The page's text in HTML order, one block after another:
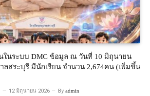
ในระบบ DMC ข้อมูล ณ วันที่ 10 มิถุนายน
ลสระบุรี มีนักเรียน จำนวน 2,674คน (เพิ่มขึ้น
12 มิถุนายน 2026 By admin